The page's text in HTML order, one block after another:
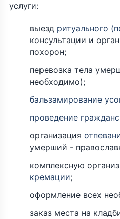
услуги:
выезд ритуального
консультации и
похорон;
перевозка тела
необходимо);
бальзамирование
проведение
организация
умерший -
комплексную
кремации;
оформление всех
заказ места на